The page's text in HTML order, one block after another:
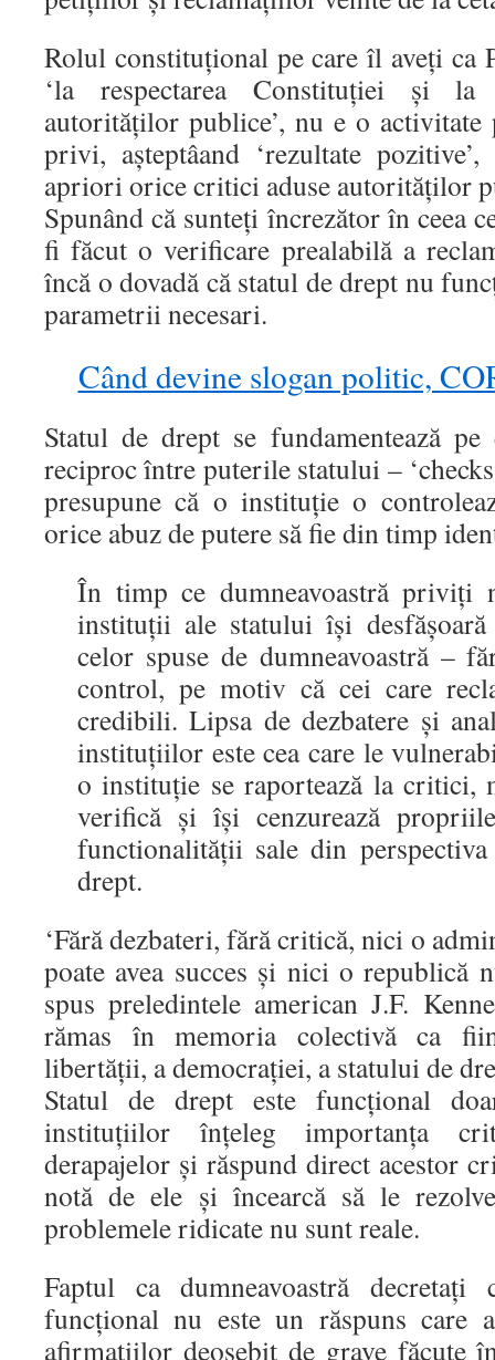
Rolul constituţional pe care îl aveţi ca
‘la respectarea Constituţiei şi
autorităţilor publice’, nu e o activitate
privi, aşteptâand ‘rezultate
apriori orice critici aduse autorităţilor
Spunând că sunteţi încrezător în ceea
fi făcut o verificare prealabilă a
încă o dovadă că statul de drept nu
parametrii necesari.
Când devine slogan politic,
Statul de drept se fundamentează
reciproc între puterile statului – ‘checks
presupune că o instituţie o
orice abuz de putere să fie din timp
În timp ce dumneavoastră priviţi
instituţii ale statului îşi
celor spuse de dumneavoastră –
control, pe motiv că cei care
credibili. Lipsa de dezbatere şi
instituţiilor este cea care le
o instituţie se raportează la critici,
verifică şi îşi cenzurează
functionalităţii sale din
drept.
‘Fără dezbateri, fără critică, nici o
poate avea succes şi nici o republică
spus preledintele american J.F.
rămas în memoria colectivă ca
libertăţii, a democraţiei, a statului de
Statul de drept este funcţional
instituţiilor înţeleg importanţa
derapajelor şi răspund direct acestor
notă de ele şi încearcă să le
problemele ridicate nu sunt reale.
Faptul ca dumneavoastră
funcţional nu este un răspuns care
afirmaţiilor deosebit de grave făcute